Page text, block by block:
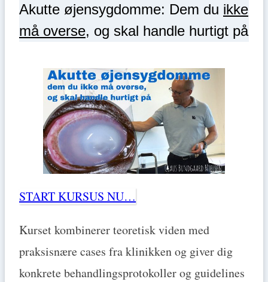
Akutte øjensygdomme: Dem du ikke
må overse, og skal handle hurtigt på
START KURSUS NU…
Kurset kombinerer teoretisk viden med
praksisnære cases fra klinikken og giver dig
konkrete behandlingsprotokoller og guidelines